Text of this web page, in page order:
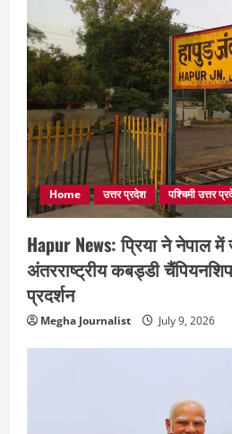
Home उत्तर प्रदेश पश्चिमी उत्तर
Hapur News: प्रिया ने नेपाल
अंतरराष्ट्रीय कबड्डी
प्रदर्शन
Megha Journalist July 9, 2026